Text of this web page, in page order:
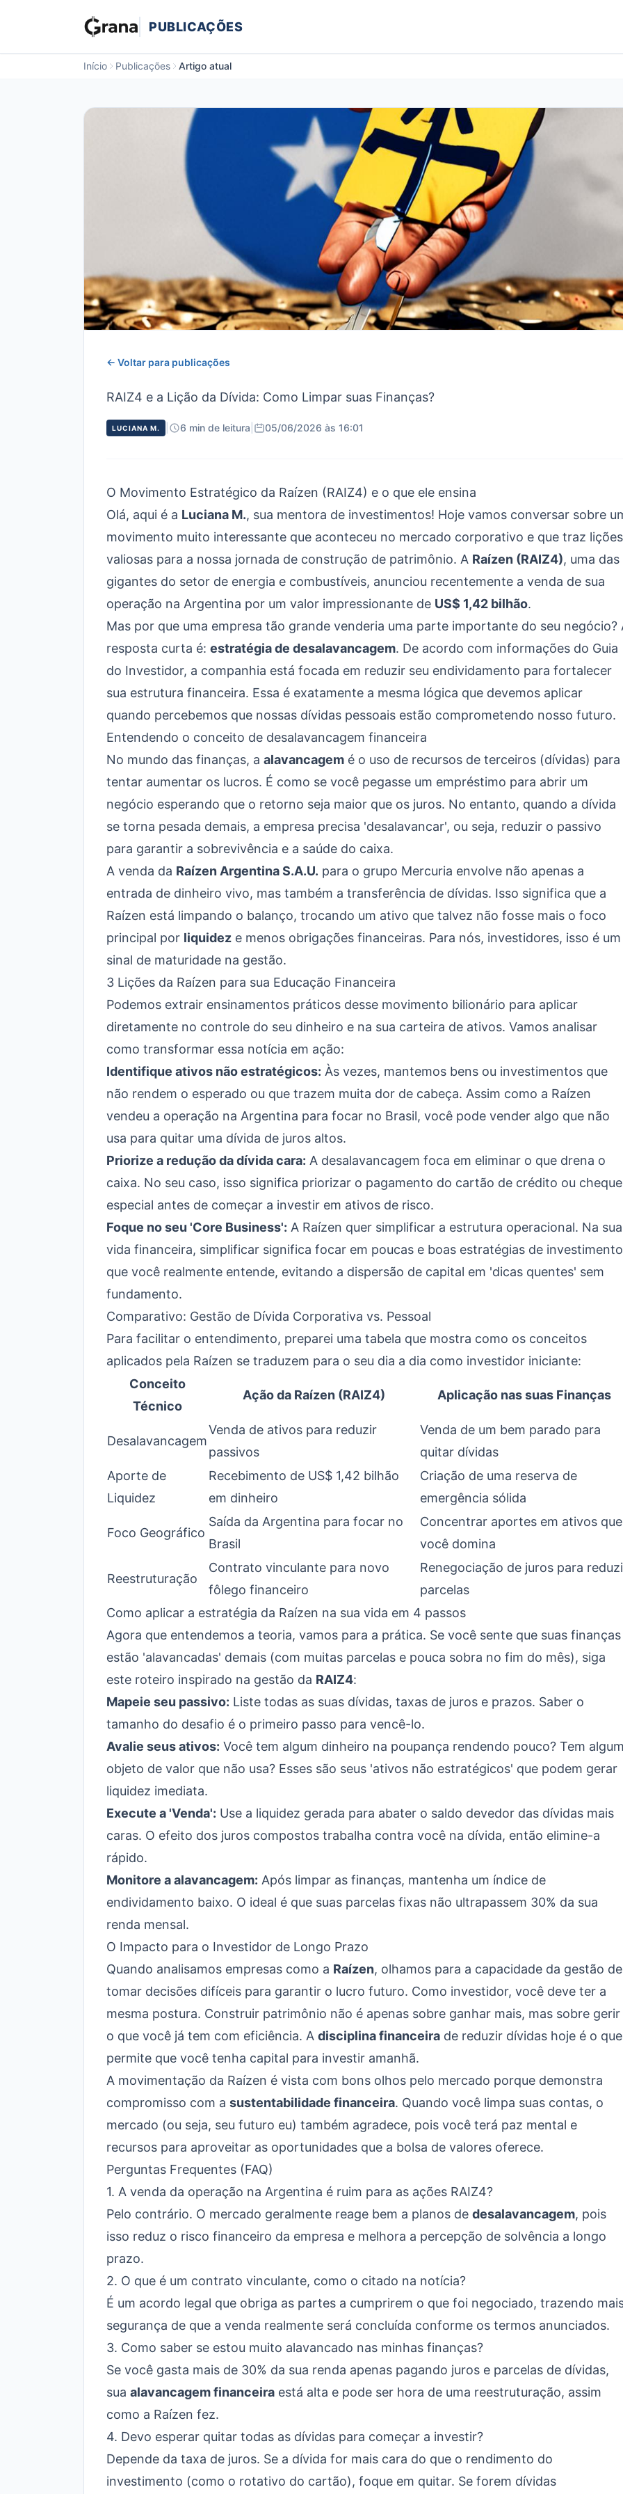
PUBLICAÇÕES
Início Publicações Artigo atual
← Voltar para publicações
RAIZ4 e a Lição da Dívida: Como Limpar suas Finanças?
LUCIANA M. 6 min de leitura 05/06/2026 às 16:01
O Movimento Estratégico da Raízen (RAIZ4) e o que ele ensina
Olá, aqui é a Luciana M., sua mentora de investimentos! Hoje vamos conversar sobre
movimento muito interessante que aconteceu no mercado corporativo e que traz lições
valiosas para a nossa jornada de construção de patrimônio. A Raízen (RAIZ4), uma das
gigantes do setor de energia e combustíveis, anunciou recentemente a venda de sua
operação na Argentina por um valor impressionante de US$ 1,42 bilhão.
Mas por que uma empresa tão grande venderia uma parte importante do seu negócio?
resposta curta é: estratégia de desalavancagem. De acordo com informações do Guia
do Investidor, a companhia está focada em reduzir seu endividamento para fortalecer
sua estrutura financeira. Essa é exatamente a mesma lógica que devemos aplicar
quando percebemos que nossas dívidas pessoais estão comprometendo nosso futuro.
Entendendo o conceito de desalavancagem financeira
No mundo das finanças, a alavancagem é o uso de recursos de terceiros (dívidas) para
tentar aumentar os lucros. É como se você pegasse um empréstimo para abrir um
negócio esperando que o retorno seja maior que os juros. No entanto, quando a dívida
se torna pesada demais, a empresa precisa 'desalavancar', ou seja, reduzir o passivo
para garantir a sobrevivência e a saúde do caixa.
A venda da Raízen Argentina S.A.U. para o grupo Mercuria envolve não apenas a
entrada de dinheiro vivo, mas também a transferência de dívidas. Isso significa que a
Raízen está limpando o balanço, trocando um ativo que talvez não fosse mais o foco
principal por liquidez e menos obrigações financeiras. Para nós, investidores, isso é um
sinal de maturidade na gestão.
3 Lições da Raízen para sua Educação Financeira
Podemos extrair ensinamentos práticos desse movimento bilionário para aplicar
diretamente no controle do seu dinheiro e na sua carteira de ativos. Vamos analisar
como transformar essa notícia em ação:
Identifique ativos não estratégicos: Às vezes, mantemos bens ou investimentos que
não rendem o esperado ou que trazem muita dor de cabeça. Assim como a Raízen
vendeu a operação na Argentina para focar no Brasil, você pode vender algo que não
usa para quitar uma dívida de juros altos.
Priorize a redução da dívida cara: A desalavancagem foca em eliminar o que drena o
caixa. No seu caso, isso significa priorizar o pagamento do cartão de crédito ou cheque
especial antes de começar a investir em ativos de risco.
Foque no seu 'Core Business': A Raízen quer simplificar a estrutura operacional. Na sua
vida financeira, simplificar significa focar em poucas e boas estratégias de investimento
que você realmente entende, evitando a dispersão de capital em 'dicas quentes' sem
fundamento.
Comparativo: Gestão de Dívida Corporativa vs. Pessoal
Para facilitar o entendimento, preparei uma tabela que mostra como os conceitos
aplicados pela Raízen se traduzem para o seu dia a dia como investidor iniciante:
Conceito
Técnico
Ação da Raízen (RAIZ4) Aplicação nas suas Finanças
Desalavancagem
Venda de ativos para reduzir
passivos
Venda de um bem parado para
quitar dívidas
Aporte de
Liquidez
Recebimento de US$ 1,42 bilhão
em dinheiro
Criação de uma reserva de
emergência sólida
Foco Geográfico
Saída da Argentina para focar no
Brasil
Concentrar aportes em ativos que
você domina
Reestruturação
Contrato vinculante para novo
fôlego financeiro
Renegociação de juros para
parcelas
Como aplicar a estratégia da Raízen na sua vida em 4 passos
Agora que entendemos a teoria, vamos para a prática. Se você sente que suas finanças
estão 'alavancadas' demais (com muitas parcelas e pouca sobra no fim do mês), siga
este roteiro inspirado na gestão da RAIZ4:
Mapeie seu passivo: Liste todas as suas dívidas, taxas de juros e prazos. Saber o
tamanho do desafio é o primeiro passo para vencê-lo.
Avalie seus ativos: Você tem algum dinheiro na poupança rendendo pouco? Tem
objeto de valor que não usa? Esses são seus 'ativos não estratégicos' que podem gerar
liquidez imediata.
Execute a 'Venda': Use a liquidez gerada para abater o saldo devedor das dívidas mais
caras. O efeito dos juros compostos trabalha contra você na dívida, então elimine-a
rápido.
Monitore a alavancagem: Após limpar as finanças, mantenha um índice de
endividamento baixo. O ideal é que suas parcelas fixas não ultrapassem 30% da sua
renda mensal.
O Impacto para o Investidor de Longo Prazo
Quando analisamos empresas como a Raízen, olhamos para a capacidade da gestão de
tomar decisões difíceis para garantir o lucro futuro. Como investidor, você deve ter a
mesma postura. Construir patrimônio não é apenas sobre ganhar mais, mas sobre gerir
o que você já tem com eficiência. A disciplina financeira de reduzir dívidas hoje é o que
permite que você tenha capital para investir amanhã.
A movimentação da Raízen é vista com bons olhos pelo mercado porque demonstra
compromisso com a sustentabilidade financeira. Quando você limpa suas contas, o
mercado (ou seja, seu futuro eu) também agradece, pois você terá paz mental e
recursos para aproveitar as oportunidades que a bolsa de valores oferece.
Perguntas Frequentes (FAQ)
1. A venda da operação na Argentina é ruim para as ações RAIZ4?
Pelo contrário. O mercado geralmente reage bem a planos de desalavancagem, pois
isso reduz o risco financeiro da empresa e melhora a percepção de solvência a longo
prazo.
2. O que é um contrato vinculante, como o citado na notícia?
É um acordo legal que obriga as partes a cumprirem o que foi negociado, trazendo
segurança de que a venda realmente será concluída conforme os termos anunciados.
3. Como saber se estou muito alavancado nas minhas finanças?
Se você gasta mais de 30% da sua renda apenas pagando juros e parcelas de dívidas,
sua alavancagem financeira está alta e pode ser hora de uma reestruturação, assim
como a Raízen fez.
4. Devo esperar quitar todas as dívidas para começar a investir?
Depende da taxa de juros. Se a dívida for mais cara do que o rendimento do
investimento (como o rotativo do cartão), foque em quitar. Se forem dívidas